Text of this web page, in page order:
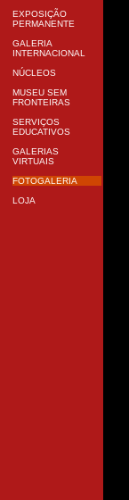
EXPOSIÇÃO
PERMANENTE
GALERIA
INTERNACIONAL
NÚCLEOS
MUSEU SEM
FRONTEIRAS
SERVIÇOS
EDUCATIVOS
GALERIAS
VIRTUAIS
FOTOGALERIA
LOJA